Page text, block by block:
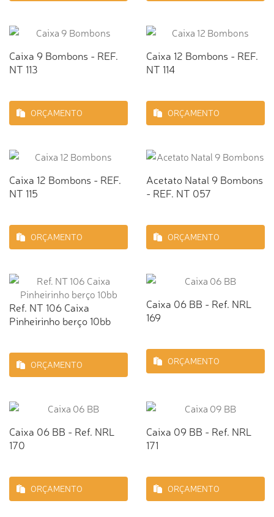
Caixa 9 Bombons - REF.
NT 113
ORÇAMENTO
Caixa 12 Bombons - REF.
NT 114
ORÇAMENTO
Caixa 12 Bombons - REF.
NT 115
ORÇAMENTO
Acetato Natal 9 Bombons
- REF. NT 057
ORÇAMENTO
Ref. NT 106 Caixa
Pinheirinho berço 10bb
ORÇAMENTO
Caixa 06 BB - Ref. NRL
169
ORÇAMENTO
Caixa 06 BB - Ref. NRL
170
ORÇAMENTO
Caixa 09 BB - Ref. NRL
171
ORÇAMENTO